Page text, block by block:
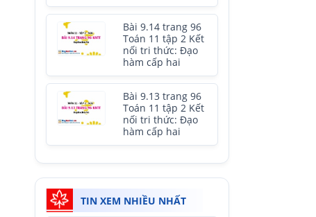
Bài 9.14 trang 96
Toán 11 tập 2 Kết
nối tri thức: Đạo
hàm cấp hai
Bài 9.13 trang 96
Toán 11 tập 2 Kết
nối tri thức: Đạo
hàm cấp hai
TIN XEM NHIỀU NHẤT